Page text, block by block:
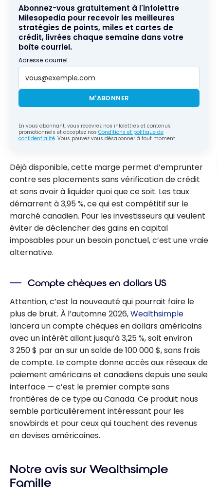
Abonnez-vous gratuitement à l'infolettre
Milesopedia pour recevoir les meilleures
stratégies de points, miles et cartes de
crédit, livrées chaque semaine dans votre
boîte courriel.
Adresse courriel
M'ABONNER
En vous abonnant, vous recevrez nos infolettres et contenus
promotionnels et acceptez nos Conditions et politique de
confidentialité. Vous pouvez vous désabonner à tout moment.
Déjà disponible, cette marge permet d’emprunter
contre ses placements sans vérification de crédit
et sans avoir à liquider quoi que ce soit. Les taux
démarrent à 3,95 %, ce qui est compétitif sur le
marché canadien. Pour les investisseurs qui veulent
éviter de déclencher des gains en capital
imposables pour un besoin ponctuel, c’est une vraie
alternative.
Compte chèques en dollars US
Attention, c’est la nouveauté qui pourrait faire le
plus de bruit. À l’automne 2026,Wealthsimple
lancera un compte chèques en dollars américains
avec un intérêt allant jusqu’à 3,25 %, soit environ
3 250 $ par an sur un solde de 100 000 $, sans frais
de compte. Le compte donne accès aux réseaux de
paiement américains et canadiens depuis une seule
interface — c’est le premier compte sans
frontières de ce type au Canada. Ce produit nous
semble particulièrement intéressant pour les
snowbirds et pour ceux qui touchent des revenus
en devises américaines.
Notre avis sur Wealthsimple
Famille